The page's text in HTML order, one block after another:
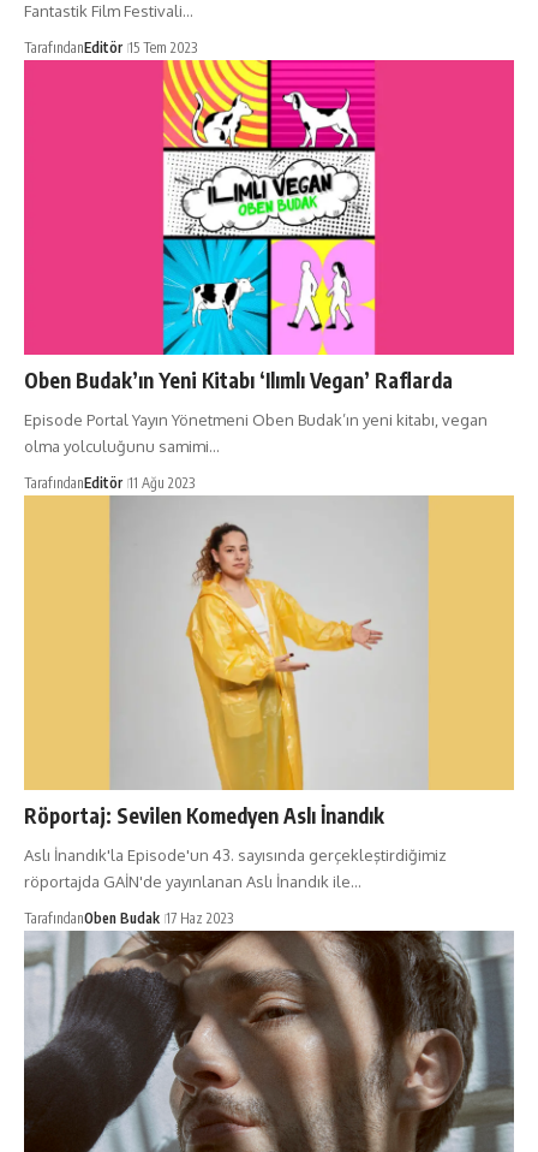
Fantastik Film Festivali…
TarafındanEditör 15 Tem 2023
Oben Budak’ın Yeni Kitabı ‘Ilımlı Vegan’ Raflarda
Episode Portal Yayın Yönetmeni Oben Budak’ın yeni kitabı, vegan
olma yolculuğunu samimi…
TarafındanEditör 11 Ağu 2023
Röportaj: Sevilen Komedyen Aslı İnandık
Aslı İnandık'la Episode'un 43. sayısında gerçekleştirdiğimiz
röportajda GAİN'de yayınlanan Aslı İnandık ile…
TarafındanOben Budak 17 Haz 2023